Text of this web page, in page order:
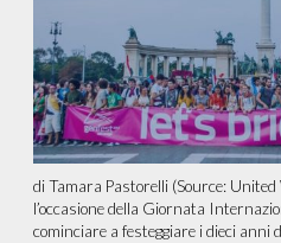
di Tamara Pastorelli (Source:
l’occasione della Giornata
cominciare a festeggiare i dieci anni